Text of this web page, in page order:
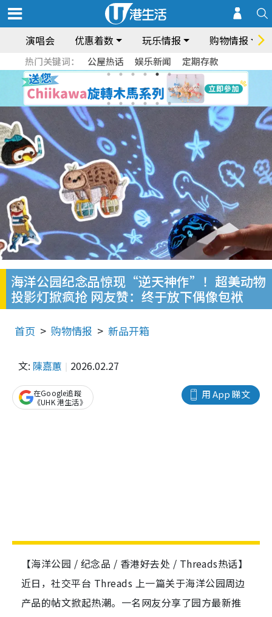
演唱会 优惠着数 玩乐情报 购物情报
热门关键词： 公屋热话 娱乐新闻 定期存款
海洋公园纪念品惊现“逆天神作”！超美动物
投影灯掀疯抢 网友赞：终于放下偶像包袱
首页 购物情报 新品开箱
文: 陳嘉蕙 2026.02.27
用 App 睇文
在Google追蹤
《UHK 港生活》
【海洋公园 / 纪念品 / 香港好去处 / Threads热话】
近日，社交平台 Threads 上一篇关于海洋公园周边
产品的帖文掀起热潮。一名网友分享了园方最新推